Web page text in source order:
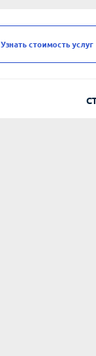
Узнать стоимость услуг